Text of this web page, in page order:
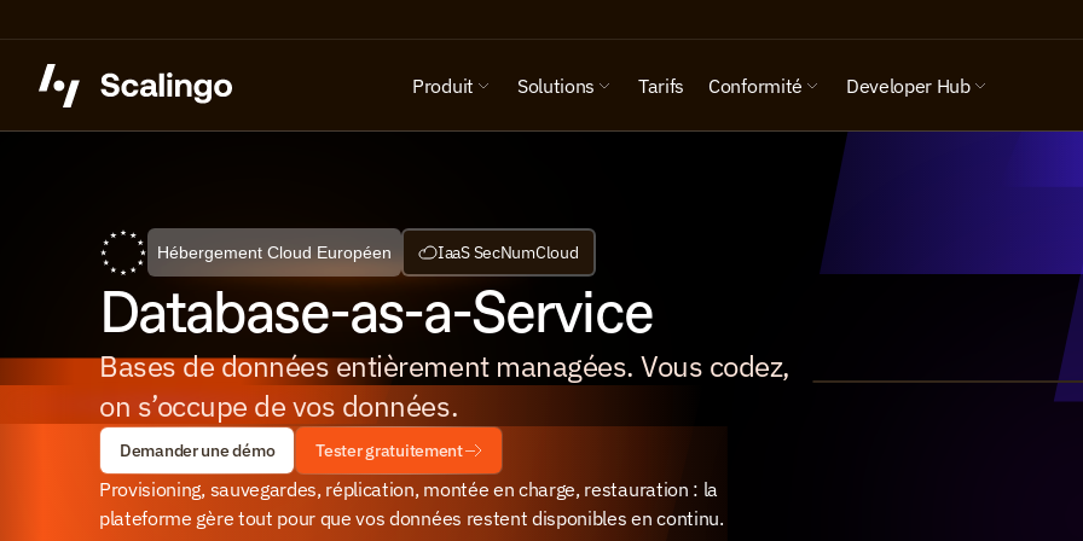
Produit Solutions Tarifs Conformité Developer Hub
Hébergement Cloud Européen IaaS SecNumCloud
Database-as-a-Service
Bases de données entièrement managées. Vous codez,
on s’occupe de vos données.
Demander une démo Tester gratuitement
Provisioning, sauvegardes, réplication, montée en charge, restauration : la
plateforme gère tout pour que vos données restent disponibles en continu.